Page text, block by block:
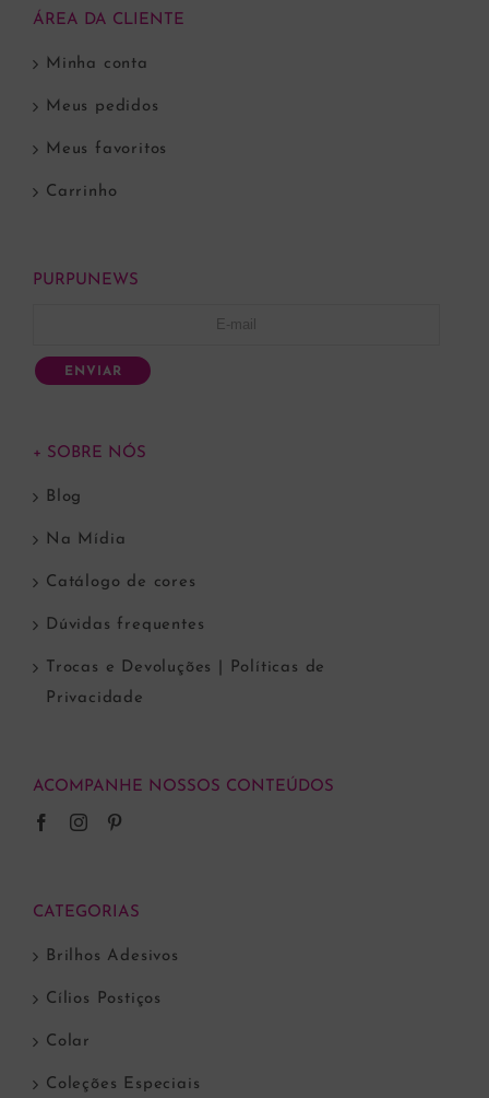
ÁREA DA CLIENTE
Minha conta
Meus pedidos
Meus favoritos
Carrinho
PURPUNEWS
ENVIAR
+ SOBRE NÓS
Blog
Na Mídia
Catálogo de cores
Dúvidas frequentes
Trocas e Devoluções | Políticas de
Privacidade
ACOMPANHE NOSSOS CONTEÚDOS
CATEGORIAS
Brilhos Adesivos
Cílios Postiços
Colar
Coleções Especiais